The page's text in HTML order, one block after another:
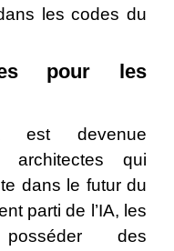
les codes du
pour les
est devenue
architectes qui
dans le futur du
parti de l’IA, les
des